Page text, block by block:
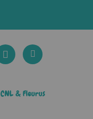
CNL & Fleurus